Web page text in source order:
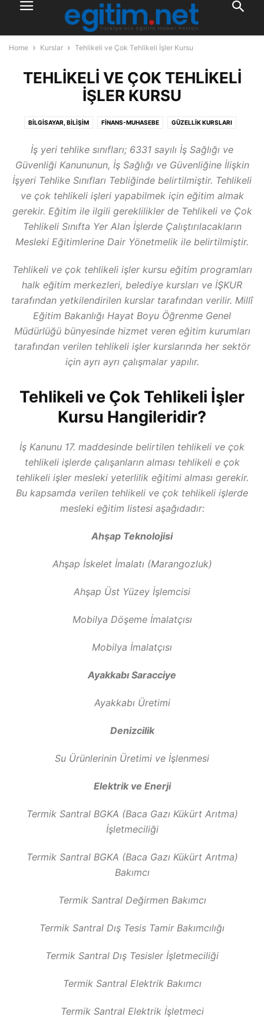
Home Kurslar Tehlikeli ve Çok Tehlikeli İşler Kursu
TEHLIKELI VE ÇOK TEHLIKELI
İŞLER KURSU
BILGISAYAR, BILIŞIM FINANS-MUHASEBE GÜZELLIK KURSLARI
MESLEK EDINDIRME PAZARLAMA, GIRIŞIMCILIK PSIKOLOJI
SAĞLIK KURSLARI SANAT, SPOR, HOBI SINAVA HAZIRLIK KURSLARI
TEHLIKELI VE ÇOK TEHLIKELI İŞLER KURSU YABANCI DIL
İş yeri tehlike sınıfları; 6331 sayılı İş Sağlığı ve
Güvenliği Kanununun, İş Sağlığı ve Güvenliğine İlişkin
İşyeri Tehlike Sınıfları Tebliğinde belirtilmiştir. Tehlikeli
ve çok tehlikeli işleri yapabilmek için eğitim almak
gerekir. Eğitim ile ilgili gereklilikler de Tehlikeli ve Çok
Tehlikeli Sınıfta Yer Alan İşlerde Çalıştırılacakların
Mesleki Eğitimlerine Dair Yönetmelik ile belirtilmiştir.
Tehlikeli ve çok tehlikeli işler kursu eğitim programları
halk eğitim merkezleri, belediye kursları ve İŞKUR
tarafından yetkilendirilen kurslar tarafından verilir. Millî
Eğitim Bakanlığı Hayat Boyu Öğrenme Genel
Müdürlüğü bünyesinde hizmet veren eğitim kurumları
tarafından verilen tehlikeli işler kurslarında her sektör
için ayrı ayrı çalışmalar yapılır.
Tehlikeli ve Çok Tehlikeli İşler
Kursu Hangileridir?
İş Kanunu 17. maddesinde belirtilen tehlikeli ve çok
tehlikeli işlerde çalışanların alması tehlikeli e çok
tehlikeli işler mesleki yeterlilik eğitimi alması gerekir.
Bu kapsamda verilen tehlikeli ve çok tehlikeli işlerde
mesleki eğitim listesi aşağıdadır:
Ahşap Teknolojisi
Ahşap İskelet İmalatı (Marangozluk)
Ahşap Üst Yüzey İşlemcisi
Mobilya Döşeme İmalatçısı
Mobilya İmalatçısı
Ayakkabı Saracciye
Ayakkabı Üretimi
Denizcilik
Su Ürünlerinin Üretimi ve İşlenmesi
Elektrik ve Enerji
Termik Santral BGKA (Baca Gazı Kükürt Arıtma)
İşletmeciliği
Termik Santral BGKA (Baca Gazı Kükürt Arıtma)
Bakımcı
Termik Santral Değirmen Bakımcı
Termik Santral Dış Tesis Tamir Bakımcılığı
Termik Santral Dış Tesisler İşletmeciliği
Termik Santral Elektrik Bakımcı
Termik Santral Elektrik İşletmeci